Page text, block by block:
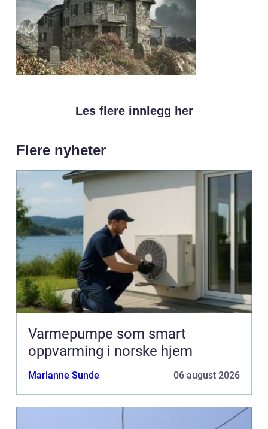
Les flere innlegg her
Flere nyheter
Varmepumpe som smart
oppvarming i norske hjem
Marianne Sunde 06 august 2026